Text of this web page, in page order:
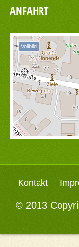
ANFAHRT
Vollbild
Kontakt
© 2013